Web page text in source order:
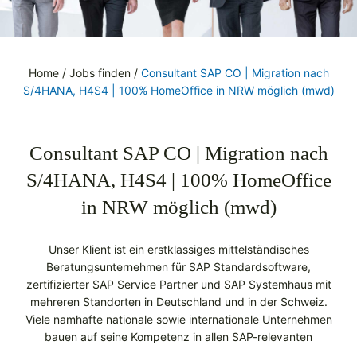
Home/ Jobs finden/ Consultant SAP CO | Migration nach
S/4HANA, H4S4 | 100% HomeOffice in NRW möglich (mwd)
Consultant SAP CO | Migration nach
S/4HANA, H4S4 | 100% HomeOffice
in NRW möglich (mwd)
Unser Klient ist ein erstklassiges mittelständisches
Beratungsunternehmen für SAP Standardsoftware,
zertifizierter SAP Service Partner und SAP Systemhaus mit
mehreren Standorten in Deutschland und in der Schweiz.
Viele namhafte nationale sowie internationale Unternehmen
bauen auf seine Kompetenz in allen SAP-relevanten